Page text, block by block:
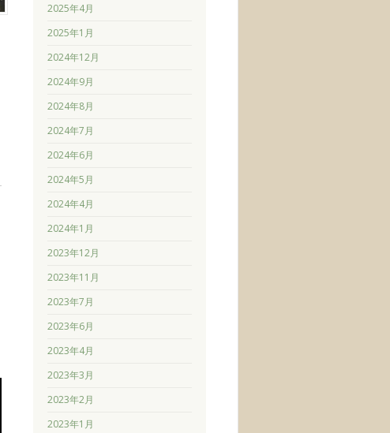
2025年4月
2025年1月
2024年12月
2024年9月
2024年8月
2024年7月
2024年6月
2024年5月
2024年4月
2024年1月
2023年12月
2023年11月
2023年7月
2023年6月
2023年4月
2023年3月
2023年2月
2023年1月